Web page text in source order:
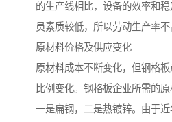
的生产线相比，设备的效率和
员素质较低，所以劳动生产率不
原材料价格及供应变化
原材料成本不断变化，但钢格
比例变化。钢格板企业所需的原
一是扁钢，二是热镀锌。由于